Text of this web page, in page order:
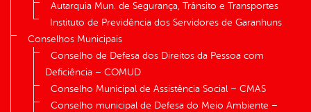
Autarquia Mun. de Segurança, Trânsito e Transportes
Instituto de Previdência dos Servidores de Garanhuns
Conselhos Municipais
Conselho de Defesa dos Direitos da Pessoa com
Deficiência – COMUD
Conselho Municipal de Assistência Social – CMAS
Conselho municipal de Defesa do Meio Ambiente –